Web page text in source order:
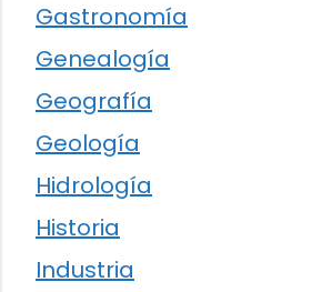
Gastronomía
Genealogía
Geografía
Geología
Hidrología
Historia
Industria